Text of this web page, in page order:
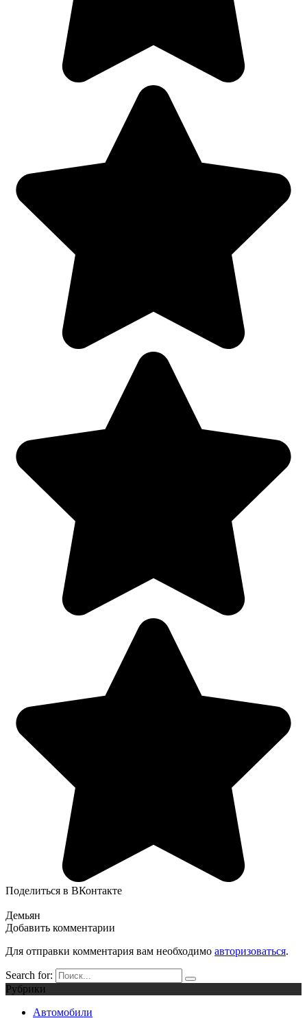
Поделиться в ВКонтакте
Демьян
Добавить комментарии
Для отправки комментария вам необходимо авторизоваться.
Search for:
Рубрики
Автомобили